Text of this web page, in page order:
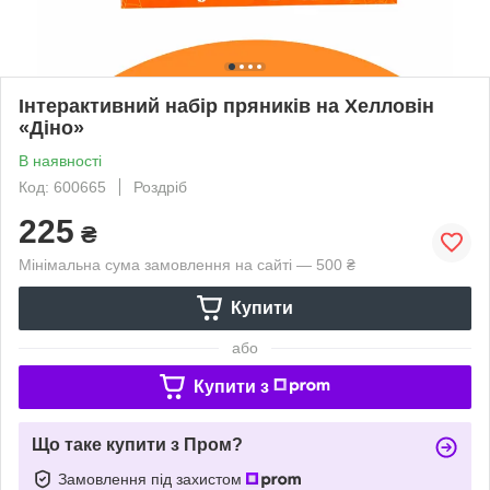
Інтерактивний набір пряників на Хелловін
«Діно»
В наявності
Код: 600665
Роздріб
225 ₴
Мінімальна сума замовлення на сайті — 500 ₴
Купити
або
Купити з
Що таке купити з Пром?
Замовлення під захистом